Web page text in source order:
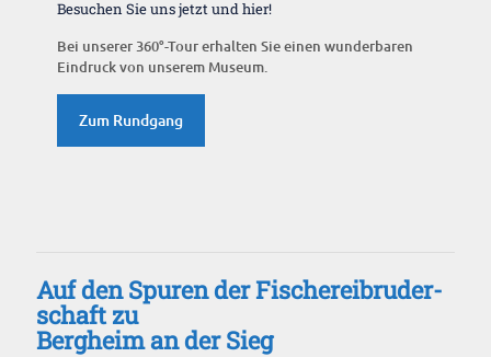
Besuchen Sie uns jetzt und hier!
Bei unserer 360°-Tour erhalten Sie einen wunderbaren
Eindruck von unserem Museum.
Zum Rundgang
Auf den Spuren der Fischereibruder-
schaft zu
Bergheim an der Sieg